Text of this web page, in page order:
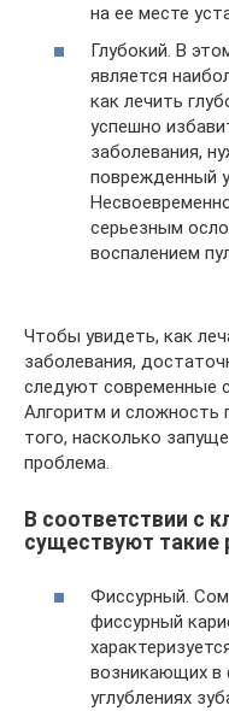
на ее месте
Глубокий. В
является
как лечить
успешно
заболевания,
поврежденный
серьезным
воспалением
Чтобы увидеть, как
заболевания,
следуют современные
Алгоритм и сложность
того, насколько
проблема.
В соответствии с
существуют такие
Фиссурный.
фиссурный
возникающих в
углублениях